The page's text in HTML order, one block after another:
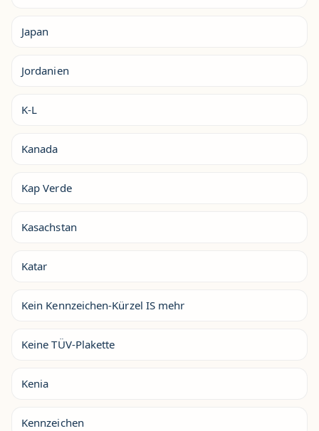
Japan
Jordanien
K-L
Kanada
Kap Verde
Kasachstan
Katar
Kein Kennzeichen-Kürzel IS mehr
Keine TÜV-Plakette
Kenia
Kennzeichen